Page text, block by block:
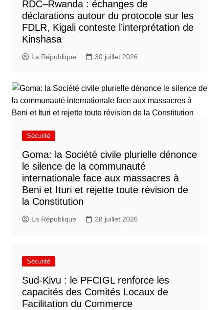
RDC–Rwanda : échanges de
déclarations autour du protocole sur les
FDLR, Kigali conteste l’interprétation de
Kinshasa
La République 30 juillet 2026
Sécurité
Goma: la Société civile plurielle dénonce
le silence de la communauté
internationale face aux massacres à
Beni et Ituri et rejette toute révision de
la Constitution
La République 28 juillet 2026
Sécurité
Sud-Kivu : le PFCIGL renforce les
capacités des Comités Locaux de
Facilitation du Commerce